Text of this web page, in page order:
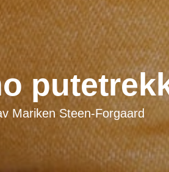
Mariken Steen-Forgaard